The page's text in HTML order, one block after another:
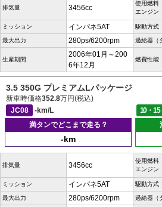
排気量 3456cc
使用燃料
エンジン
ミッション インパネ5AT 駆動方式
最大出力 280ps/6200rpm 過給器（
生産期間
2006年01月～200
6年12月
燃費性能
3.5 350G プレミアムLパッケージ
新車時価格352.8万円(税込)
JC08
-km/L 10・15
満タンでどこまで走る？
-km
排気量 3456cc
使用燃料
エンジン
ミッション インパネ5AT 駆動方式
最大出力 280ps/6200rpm 過給器（